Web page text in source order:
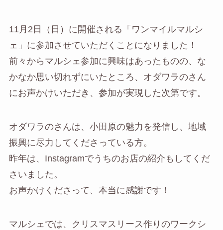
11月2日（日）に開催される「ワンマイルマルシ
ェ」に参加させていただくことになりました！
前々からマルシェ参加に興味はあったものの、な
かなか思い切れずにいたところ、オダワラのさん
にお声かけいただき、参加が実現した次第です。
オダワラのさんは、小田原の魅力を発信し、地域
振興に尽力してくださっている方。
昨年は、Instagramでうちのお店の紹介もしてくだ
さいました。
お声かけくださって、本当に感謝です！
マルシェでは、クリスマスリース作りのワークシ